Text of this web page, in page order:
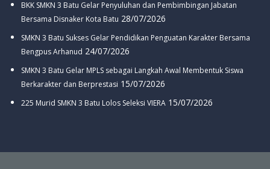
BKK SMKN 3 Batu Gelar Penyuluhan dan Pembimbingan Jabatan
Bersama Disnaker Kota Batu 28/07/2026
SMKN 3 Batu Sukses Gelar Pendidikan Penguatan Karakter Bersama
Bengpus Arhanud 24/07/2026
SMKN 3 Batu Gelar MPLS sebagai Langkah Awal Membentuk Siswa
Berkarakter dan Berprestasi 15/07/2026
225 Murid SMKN 3 Batu Lolos Seleksi VIERA 15/07/2026